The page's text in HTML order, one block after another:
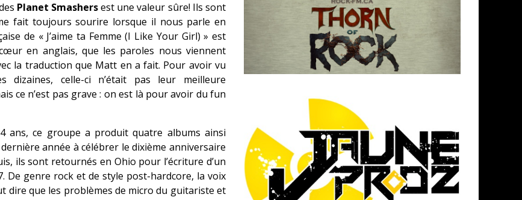
Planet Smashersest une valeur sûre! Ils sont
fait toujours sourire lorsque il nous parle en
de « J’aime ta Femme (I Like Your Girl) » est
en anglais, que les paroles nous viennent
la traduction que Matt en a fait. Pour avoir vu
celle-ci n’était pas leur meilleure
ce n’est pas grave : on est là pour avoir du fun
ans, ce groupe a produit quatre albums ainsi
année à célébrer le dixième anniversaire
ils sont retournés en Ohio pour l’écriture d’un
genre rock et de style post-hardcore, la voix
dire que les problèmes de micro du guitariste et